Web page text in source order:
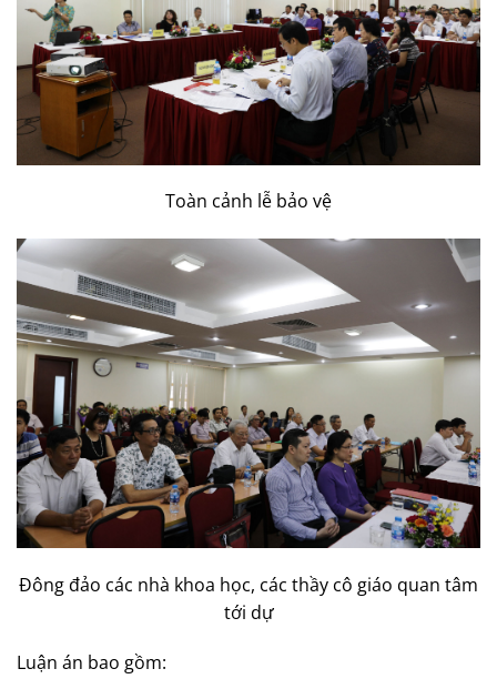
Toàn cảnh lễ bảo vệ
Đông đảo các nhà khoa học, các thầy cô giáo quan tâm
tới dự
Luận án bao gồm: